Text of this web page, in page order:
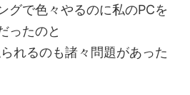
グで色々やるのに私のPCを
ったのと
れるのも諸々問題があった